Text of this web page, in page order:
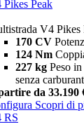
Pikes Peak
V4 Pikes
170 CV
124 Nm
227 kg Peso
senza
da 33.190
Scopri di
RS